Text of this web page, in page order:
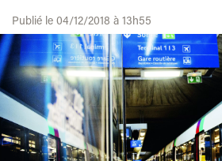
Publié le 04/12/2018 à 13h55